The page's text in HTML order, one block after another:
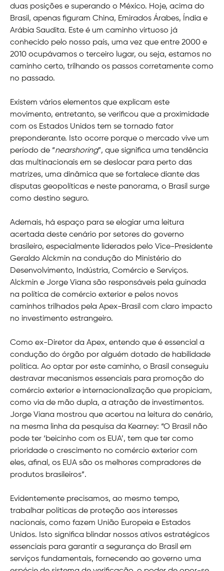
duas posições e superando o México. Hoje, acima do
Brasil, apenas figuram China, Emirados Árabes, Índia e
Arábia Saudita. Este é um caminho virtuoso já
conhecido pelo nosso país, uma vez que entre 2000 e
2010 ocupávamos o terceiro lugar, ou seja, estamos no
caminho certo, trilhando os passos corretamente como
no passado.
Existem vários elementos que explicam este
movimento, entretanto, se verificou que a proximidade
com os Estados Unidos tem se tornado fator
preponderante. Isto ocorre porque o mercado vive um
período de “nearshoring”, que significa uma tendência
das multinacionais em se deslocar para perto das
matrizes, uma dinâmica que se fortalece diante das
disputas geopolíticas e neste panorama, o Brasil surge
como destino seguro.
Ademais, há espaço para se elogiar uma leitura
acertada deste cenário por setores do governo
brasileiro, especialmente liderados pelo Vice-Presidente
Geraldo Alckmin na condução do Ministério do
Desenvolvimento, Indústria, Comércio e Serviços.
Alckmin e Jorge Viana são responsáveis pela guinada
na política de comércio exterior e pelos novos
caminhos trilhados pela Apex-Brasil com claro impacto
no investimento estrangeiro.
Como ex-Diretor da Apex, entendo que é essencial a
condução do órgão por alguém dotado de habilidade
política. Ao optar por este caminho, o Brasil conseguiu
destravar mecanismos essenciais para promoção do
comércio exterior e internacionalização que propiciam,
como via de mão dupla, a atração de investimentos.
Jorge Viana mostrou que acertou na leitura do cenário,
na mesma linha da pesquisa da Kearney: “O Brasil não
pode ter ‘beicinho com os EUA’, tem que ter como
prioridade o crescimento no comércio exterior com
eles, afinal, os EUA são os melhores compradores de
produtos brasileiros”.
Evidentemente precisamos, ao mesmo tempo,
trabalhar políticas de proteção aos interesses
nacionais, como fazem União Europeia e Estados
Unidos. Isto significa blindar nossos ativos estratégicos
essenciais para garantir a segurança do Brasil em
serviços fundamentais, fornecendo ao governo uma